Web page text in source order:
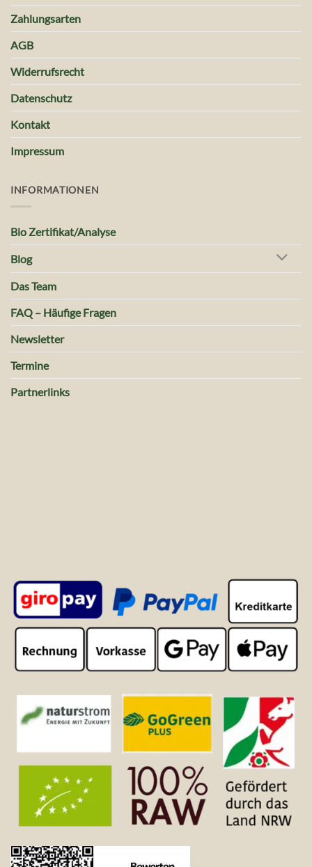
Zahlungsarten
AGB
Widerrufsrecht
Datenschutz
Kontakt
Impressum
INFORMATIONEN
Bio Zertifikat/Analyse
Blog
Das Team
FAQ – Häufige Fragen
Newsletter
Termine
Partnerlinks